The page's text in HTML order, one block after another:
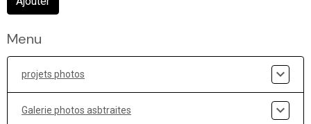
Menu
projets photos
Galerie photos asbtraites